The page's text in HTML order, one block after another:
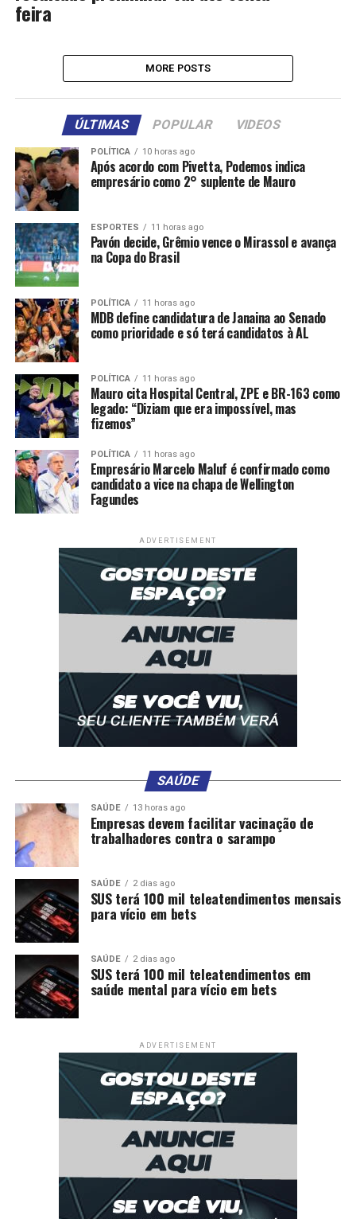
feira
MORE POSTS
ÚLTIMAS POPULAR VIDEOS
POLÍTICA 10 horas ago
Após acordo com Pivetta, Podemos indica
empresário como 2° suplente de Mauro
ESPORTES 11 horas ago
Pavón decide, Grêmio vence o Mirassol e avança
na Copa do Brasil
POLÍTICA 11 horas ago
MDB define candidatura de Janaina ao Senado
como prioridade e só terá candidatos à AL
POLÍTICA 11 horas ago
Mauro cita Hospital Central, ZPE e BR-163 como
legado: “Diziam que era impossível, mas
fizemos”
POLÍTICA 11 horas ago
Empresário Marcelo Maluf é confirmado como
candidato a vice na chapa de Wellington
Fagundes
ADVERTISEMENT
SAÚDE
SAÚDE 13 horas ago
Empresas devem facilitar vacinação de
trabalhadores contra o sarampo
SAÚDE 2 dias ago
SUS terá 100 mil teleatendimentos mensais
para vício em bets
SAÚDE 2 dias ago
SUS terá 100 mil teleatendimentos em
saúde mental para vício em bets
ADVERTISEMENT